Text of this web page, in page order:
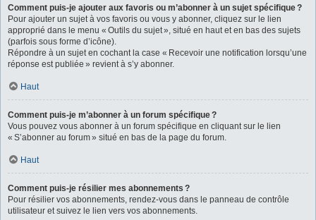
Comment puis-je ajouter aux favoris ou m’abonner à un sujet spécifique ?
Pour ajouter un sujet à vos favoris ou vous y abonner, cliquez sur le lien
approprié dans le menu « Outils du sujet », situé en haut et en bas des sujets
(parfois sous forme d’icône).
Répondre à un sujet en cochant la case « Recevoir une notification lorsqu’une
réponse est publiée » revient à s’y abonner.
Haut
Comment puis-je m’abonner à un forum spécifique ?
Vous pouvez vous abonner à un forum spécifique en cliquant sur le lien
« S’abonner au forum » situé en bas de la page du forum.
Haut
Comment puis-je résilier mes abonnements ?
Pour résilier vos abonnements, rendez-vous dans le panneau de contrôle
utilisateur et suivez le lien vers vos abonnements.